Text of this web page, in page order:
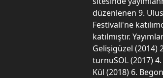
düzenlenen 9.
Festivali'ne
katılmıştır.
Gelişigüzel (2014)
turnuSOL (2017)
Kül (2018) 6.